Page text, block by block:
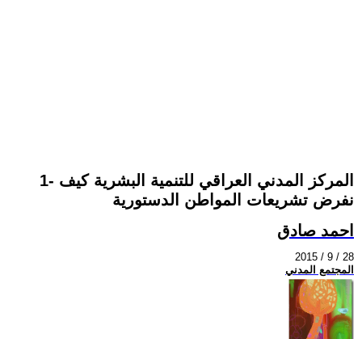
1- المركز المدني العراقي للتنمية البشرية كيف
نفرض تشريعات المواطن الدستورية
احمد صادق
2015 / 9 / 28
المجتمع المدني